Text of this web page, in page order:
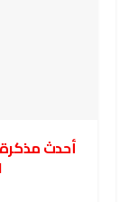
أحدث مذكرة